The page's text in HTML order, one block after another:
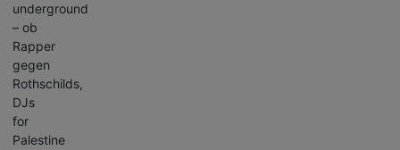
underground
– ob
Rapper
gegen
Rothschilds,
DJs
for
Palestine